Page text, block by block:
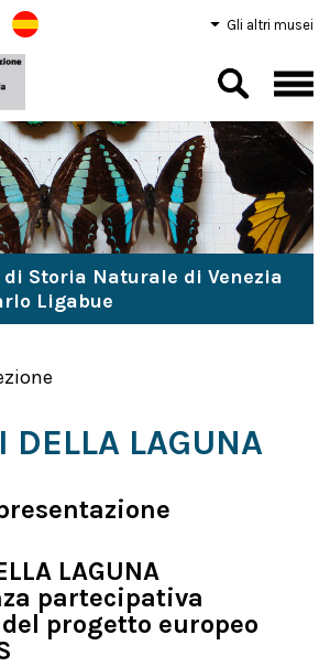
Gli altri musei
di Storia Naturale di Venezia
Ligabue
DELLA LAGUNA
LAGUNA
partecipativa
progetto europeo